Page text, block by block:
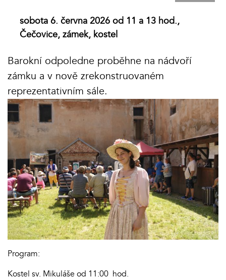
sobota 6. června 2026 od 11 a 13 hod.,
Čečovice, zámek, kostel
Barokní odpoledne proběhne na nádvoří
zámku a v nově zrekonstruovaném
reprezentativním sále.
Program:
Kostel sv. Mikuláše od 11:00 hod.